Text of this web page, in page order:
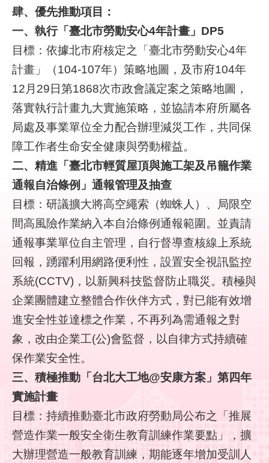
資
訊
相
關
連
結
影
音
區
政
府
資
訊
公
開
網
站
導
覽
回
首
頁
陳
肆、優先推動項目：
一、執行「臺北市勞動安心4年計畫」DP5
目標：依據北市府核定之「臺北市勞動安心4年
計畫」（104-107年）策略地圖，及市府104年
12月29日第1868次市政會議定案之策略地圖，
落實執行計畫九大實施策略，並協請本府所屬各
局處及事業單位全力配合辦理減災工作，共同保
障工作者生命安全健康與勞動權益。
二、精進「臺北市輕質屋頂與施工架及吊籠作業
通報自治條例」通報管理及抽查
目標：研議擴大將高空繩索（蜘蛛人）、局限空
間高風險作業納入本自治條例通報範圍。並責請
通報事業單位自主管理，自行督導查核線上系統
回報，踴躍利用網路便利性，設置安全視訊監控
系統(CCTV)，以新興科技監督防止職災。積極與
企業團體建立整體合作伙伴方式，對已能有效增
進安全性並達標之作業，不再列為需通報之對
象，改由企業工(公)會監督，以自律方式持續確
保作業安全性。
三、積極推動「台北大工地@安康方案」第四年
實施計畫
目標：持續推動臺北市政府勞動局公布之「推展
營造作業一般安全衛生教育訓練作業要點」，擴
大辦理營造一般教育訓練，期能逐年增加受訓人